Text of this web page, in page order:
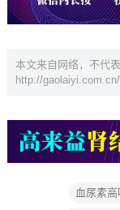
本文来自网络，不代
http://
血尿素